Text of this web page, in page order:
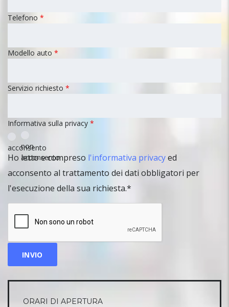
Telefono *
Modello auto *
Servizio richiesto *
Informativa sulla privacy *
acconsento
non
acconsento
Ho letto e compreso l'informativa privacyed
acconsento al trattamento dei dati obbligatori per
l'esecuzione della sua richiesta.*
ORARI DI APERTURA